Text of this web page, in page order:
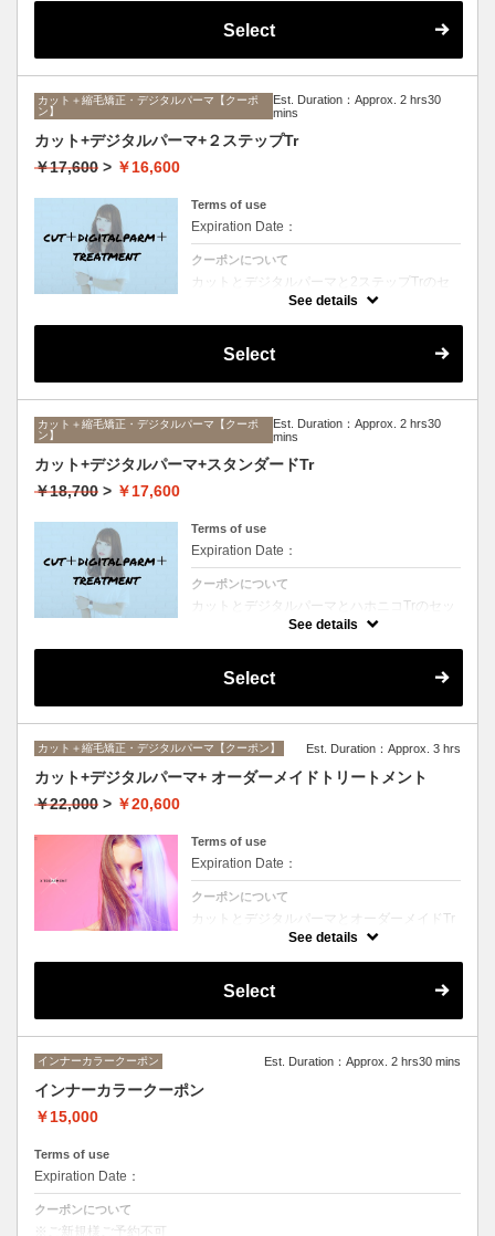
Select
カット＋縮毛矯正・デジタルパーマ【クーポ
ン】
Est. Duration：Approx. 2 hrs30
mins
カット+デジタルパーマ+２ステップTr
￥17,600 > ￥16,600
Terms of use
Expiration Date：
クーポンについて
カットとデジタルパーマと2ステップTrのセ
ットメニュー。毛先ワンカールからふんわり
シャンプー、ブロー込み。
See details
Select
カット＋縮毛矯正・デジタルパーマ【クーポ
ン】
Est. Duration：Approx. 2 hrs30
mins
カット+デジタルパーマ+スタンダードTr
￥18,700 > ￥17,600
Terms of use
Expiration Date：
クーポンについて
カットとデジタルパーマとハホニコTrのセッ
トメニュー。毛先ワンカールからふんわりル
ャンプー、ブロー込み。
See details
Select
カット＋縮毛矯正・デジタルパーマ【クーポン】 Est. Duration：Approx. 3 hrs
カット+デジタルパーマ+ オーダーメイドトリートメント
￥22,000 > ￥20,600
Terms of use
Expiration Date：
クーポンについて
カットとデジタルパーマとオーダーメイドTr
のセットメニュー。抜群の艶！ハリ、コシ！
鮮やかなハイトーンカラーも、極上美しい髪
See details
Select
インナーカラークーポン Est. Duration：Approx. 2 hrs30 mins
インナーカラークーポン
￥15,000
Terms of use
Expiration Date：
クーポンについて
※ご新規様ご予約不可